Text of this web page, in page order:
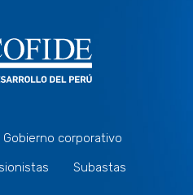
Gobierno corporativo
Subastas